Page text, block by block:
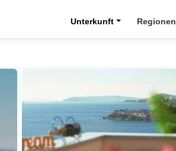
Unterkunft Regionen